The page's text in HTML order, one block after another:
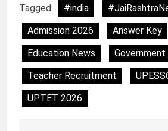
Tagged: #india
Admission 2026
Answer Key
Education News
Teacher Recruitment
UPTET 2026